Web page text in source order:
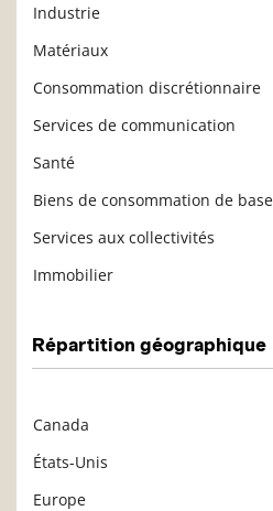
Industrie
Matériaux
Consommation discrétionnaire
Services de communication
Santé
Biens de consommation de base
Services aux collectivités
Immobilier
Répartition géographique
Canada
États-Unis
Europe